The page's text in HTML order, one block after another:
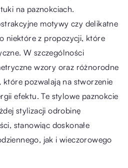
na paznokciach.
motywy czy delikatne
niektóre z propozycji, które
W szczególności
wzory oraz różnorodne
które pozwalają na stworzenie
efektu. Te stylowe paznokcie
stylizacji odrobinę
stanowiąc doskonałe
jak i wieczorowego